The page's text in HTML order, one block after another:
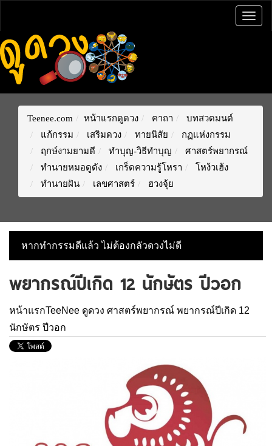
Teenee.com หน้าแรกดูดวง คาถา
บทสวดมนต์
แก้กรรม
เสริมดวง ทายนิสัย
กฏแห่งกรรม
ฤกษ์งามยามดี
ทำบุญ-วิธีทำบุญ
ศาสตร์พยากรณ์
ทำนายหมอดูดัง
เกร็ดความรู้โหรา
โหง้วเฮ้ง
ทำนายฝัน
เลขศาสตร์ ฮวงจุ้ย
หากทำกรรมดีแล้ว ไม่ต้องกลัวดวงไม่ดี
พยากรณ์ปีเกิด 12 นักษัตร ปีวอก
หน้าแรกTeeNee ดูดวง ศาสตร์พยากรณ์ พยากรณ์ปีเกิด 12
นักษัตร ปีวอก